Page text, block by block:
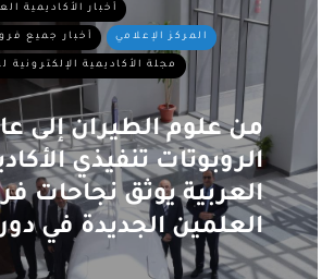
أخبار الأكاديمية
أخبار جميع المركز الإعلامي
مجلة الأكاديمية الإلكترونية
من علوم الطيران إلى
الروبوتات تنفيذي
العربية يوثق نجاحات
العلمين الجديدة في دورته